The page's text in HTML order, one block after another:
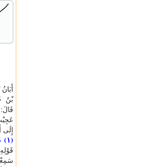
بْنُ
قَالَ:
إِلَى
(۱) عَجِبْتُ لِمَنْ خَافَ